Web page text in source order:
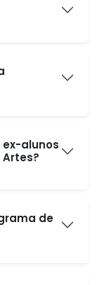
ex-alunos
de